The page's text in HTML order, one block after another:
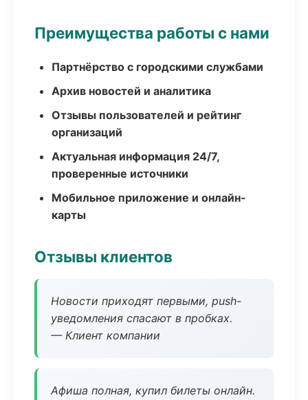
Преимущества работы с нами
Партнёрство с городскими службами
Архив новостей и аналитика
Отзывы пользователей и рейтинг
организаций
Актуальная информация 24/7,
проверенные источники
Мобильное приложение и онлайн-
карты
Отзывы клиентов
Новости приходят первыми, push-
уведомления спасают в пробках.
— Клиент компании
Афиша полная, купил билеты онлайн.